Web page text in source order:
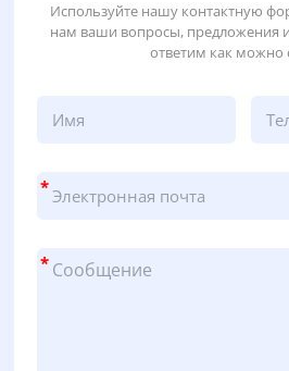
Используйте нашу контактную
нам ваши вопросы, предложения
ответим как можно
*
*